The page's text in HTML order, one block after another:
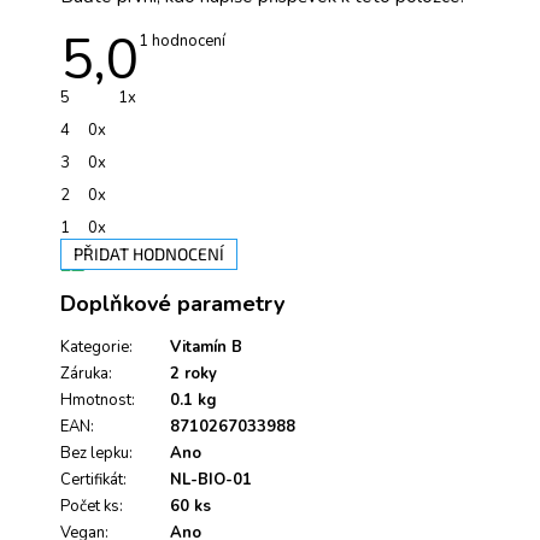
5,0Průměrné
1 hodnocení
5
1x
4
0x
3
0x
2
0x
1
0x
PŘIDAT HODNOCENÍ
ý
i
s
h
d
n
o
c
e
Doplňkové parametry
Kategorie:
Vitamín B
Záruka:
2 roky
Hmotnost:
0.1 kg
EAN:
8710267033988
Bez lepku:
Ano
Certifikát:
NL-BIO-01
Počet ks:
60 ks
Vegan:
Ano